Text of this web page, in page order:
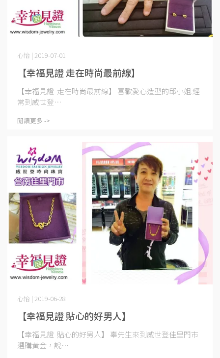
【幸福見證 走在時尚最前線】
心怡 | 2019-07-01
【幸福見證 走在時尚最前線】 喜歡愛心造型的邱小姐.經
常到威世登⋯
閱讀更多 ->
【幸福見證 貼心的好男人】
心怡 | 2019-06-28
【幸福見證 貼心的好男人】 辜先生來到威世登佳里門市
選購黃金，說⋯